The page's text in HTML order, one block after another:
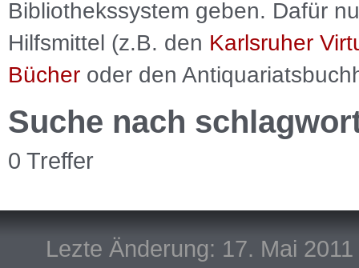
Bibliothekssystem geben. Dafür
Hilfsmittel (z.B. den Karlsruher
Bücher oder den
Suche nach
0 Treffer
Lezte Änderung: 17. Mai